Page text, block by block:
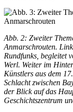
Abb. 2: Zweiter
Anmarschrouten.
Rundfunks, begleitet
Werl. Weiter im
Künstlers aus dem
Schlacht zwischen
der Blick auf das
Geschichtszentrum